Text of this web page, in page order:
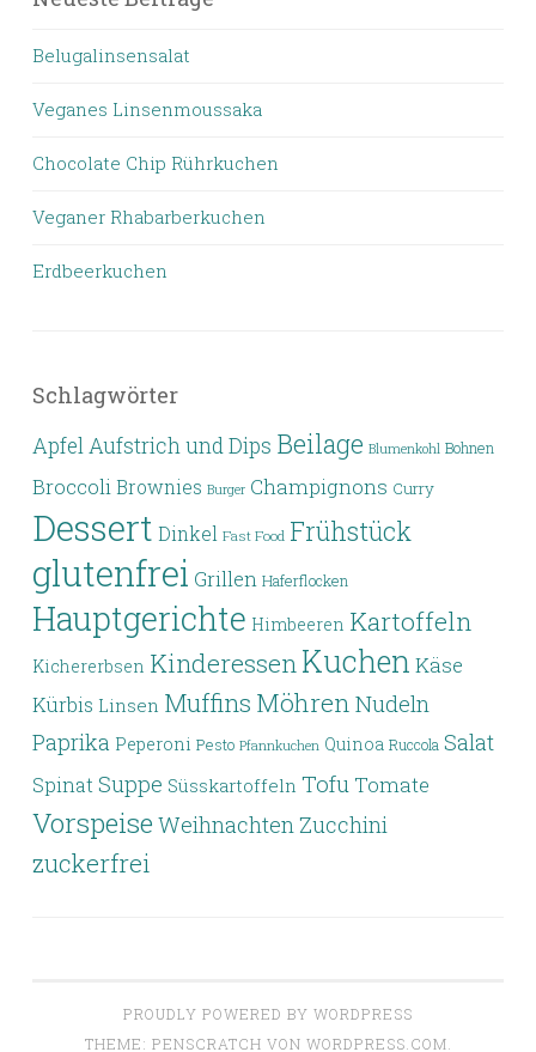
Belugalinsensalat
Veganes Linsenmoussaka
Chocolate Chip Rührkuchen
Veganer Rhabarberkuchen
Erdbeerkuchen
Schlagwörter
ApfelAufstrich und Dips Beilage Blumenkohl Bohnen
Broccoli Brownies Burger Champignons Curry
Dessert Dinkel Fast Food Frühstück
glutenfrei Grillen Haferflocken
Hauptgerichte Himbeeren Kartoffeln
Kichererbsen KinderessenKuchen Käse
Kürbis Linsen Muffins Möhren Nudeln
Paprika Peperoni Pesto Pfannkuchen Quinoa Ruccola Salat
Spinat Suppe Süsskartoffeln Tofu Tomate
Vorspeise WeihnachtenZucchini
zuckerfrei
PROUDLY POWERED BY WORDPRESS
THEME: PENSCRATCH VON WORDPRESS.COM